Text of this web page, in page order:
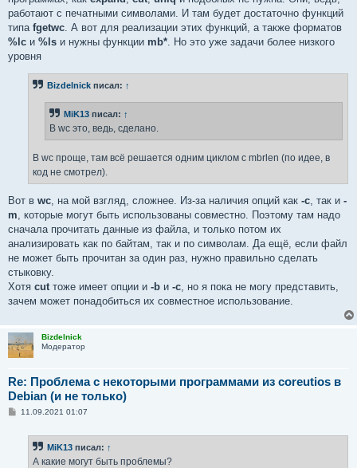
работают с печатными символами. И там будет достаточно функций
типа fgetwc . А вот для реализации этих функций, а также форматов
%lc и %ls и нужны функции mb* . Но это уже задачи более низкого
уровня
Bizdelnick писал: ↑
MiK13 писал: ↑
В wc это, ведь, сделано.
В wc проще, там всё решается одним циклом с mbrlen (по идее, в
код не смотрел).
Вот в wc, на мой взгляд, сложнее. Из-за наличия опций как -c, так и -
m, которые могут быть использованы совместно. Поэтому там надо
сначала прочитать данные из файла, и только потом их
анализировать как по байтам, так и по символам. Да ещё, если файл
не может быть прочитан за один раз, нужно правильно сделать
стыковку.
Хотя cutтоже имеет опции и -b и -c, но я пока не могу представить,
зачем может понадобиться их совместное использование.
Bizdelnick
Модератор
Re: Проблема с некоторыми программами из coreutios в
Debian (и не только)
С11.09.2021 01:07
MiK13 писал: ↑
А какие могут быть проблемы?